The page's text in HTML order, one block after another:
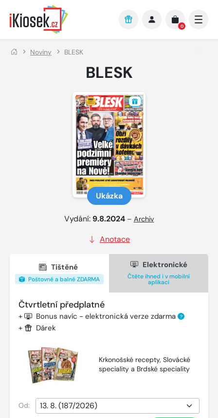
Přejít na hlavní obsah
0
Noviny BLESK
BLESK
Ukázka
Vydání: 9.8.2024 – Archiv
Anotace
Tištěné
Poštovné a balné ZDARMA
Elektronické
Čtěte ihned i v mobilní
aplikaci
Čtvrtletní předplatné
+ Bonus navíc - elektronická verze zdarma ?
+ Dárek
Krkonošské recepty, Slovácké
speciality a Brdské speciality
Od: